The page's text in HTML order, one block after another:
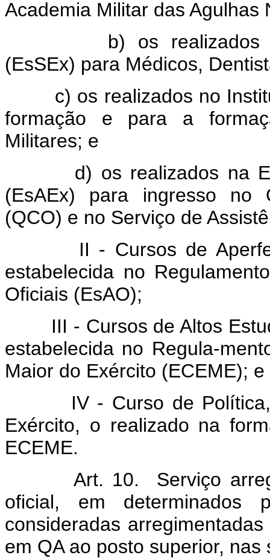
Academia Militar das Agulhas
b) os realizados na
(EsSEx) para Médicos,
c) os realizados no
formação e para a
Militares; e
d) os realizados na
(EsAEx) para ingresso no
(QCO) e no Serviço de
II - Cursos de
estabelecida no
Oficiais (EsAO);
III - Cursos de Altos
estabelecida no Regula-
Maior do Exército (ECEME); e
IV - Curso de Política,
Exército, o realizado na
ECEME.
Art. 10. Serviço
oficial, em determinados
consideradas
em QA ao posto superior,